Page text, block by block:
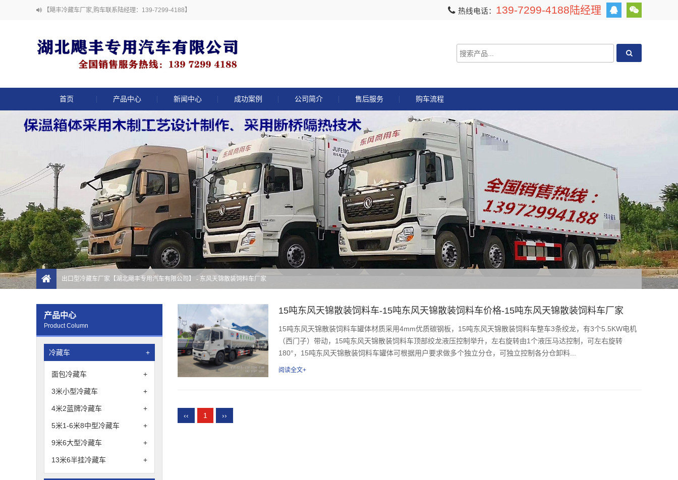
【飓丰冷藏车厂家,购车联系陆经理：139-7299-4188】 热线电话： 139-7299-4188陆经理
首页 产品中心 新闻中心 成功案例 公司简介 售后服务 购车流程
出口型冷藏车厂家【湖北飓丰专用汽车有限公司】 - 东风天锦散装饲料车厂家
产品中心
Product Column
冷藏车 +
面包冷藏车 +
3米小型冷藏车 +
4米2蓝牌冷藏车 +
5米1-6米8中型冷藏车 +
9米6大型冷藏车 +
13米6半挂冷藏车 +
15吨东风天锦散装饲料车-15吨东风天锦散装饲料车价格-15吨东风天锦散装饲料车厂家
15吨东风天锦散装饲料车罐体材质采用4mm优质碳钢板，15吨东风天锦散装饲料车整车3条绞龙，有3个5.5KW电机
（西门子）带动，15吨东风天锦散装饲料车顶部绞龙液压控制举升，左右旋转由1个液压马达控制，可左右旋转
180°，15吨东风天锦散装饲料车罐体可根据用户要求做多个独立分仓，可独立控制各分仓卸料...
阅读全文+
‹‹ 1 ››